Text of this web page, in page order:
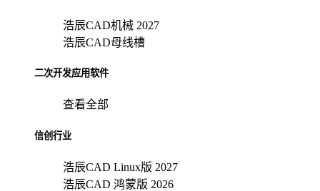
浩辰CAD机械 2027
浩辰CAD母线槽
二次开发应用软件
查看全部
信创行业
浩辰CAD Linux版 2027
浩辰CAD 鸿蒙版 2026